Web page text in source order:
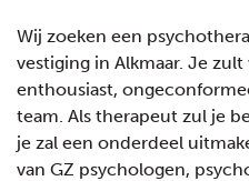
Wij zoeken een
vestiging in Alkmaar. Je
enthousiast,
team. Als therapeut zul je
je zal een onderdeel
van GZ psychologen,